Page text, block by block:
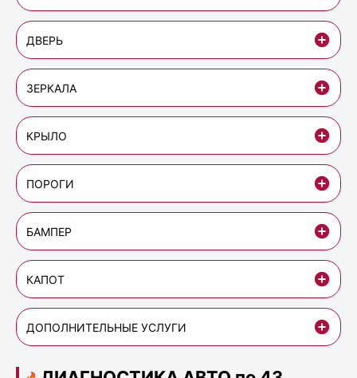
ДВЕРЬ
ЗЕРКАЛА
КРЫЛО
ПОРОГИ
БАМПЕР
КАПОТ
ДОПОЛНИТЕЛЬНЫЕ УСЛУГИ